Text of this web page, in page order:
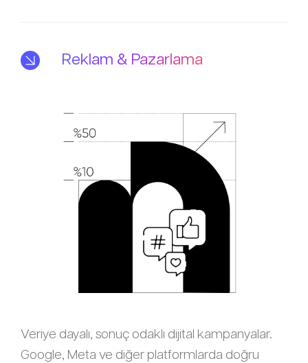
Reklam & Pazarlama
Veriye dayalı, sonuç odaklı dijital kampanyalar.
Google, Meta ve diğer platformlarda doğru